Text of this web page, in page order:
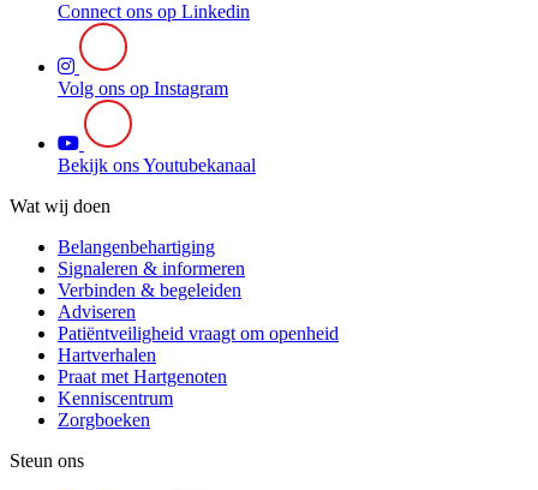
Connect ons op Linkedin
Volg ons op Instagram
Bekijk ons Youtubekanaal
Wat wij doen
Belangenbehartiging
Signaleren & informeren
Verbinden & begeleiden
Adviseren
Patiëntveiligheid vraagt om openheid
Hartverhalen
Praat met Hartgenoten
Kenniscentrum
Zorgboeken
Steun ons